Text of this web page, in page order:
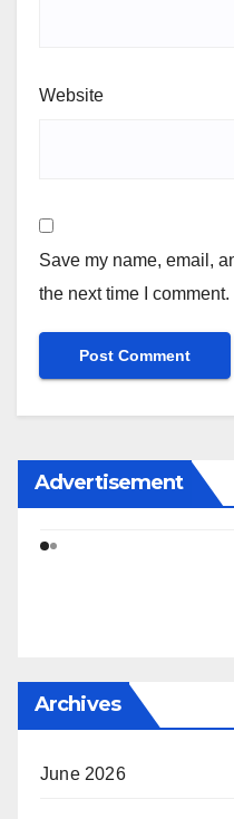
Website
Save my name, email,
the next time I comment.
Advertisement
Archives
June 2026